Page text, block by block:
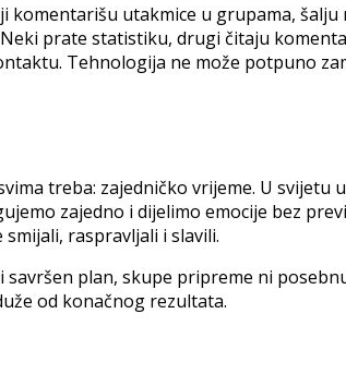
utakmice u grupama,
prate statistiku, drugi čitaju
Tehnologija ne može potpuno
treba: zajedničko vrijeme. U
zajedno i dijelimo emocije bez
raspravljali i slavili.
plan, skupe pripreme ni
od konačnog rezultata.